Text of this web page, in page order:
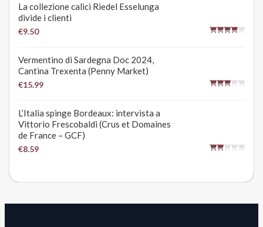
La collezione calici Riedel Esselunga
divide i clienti
€9.50
Vermentino di Sardegna Doc 2024,
Cantina Trexenta (Penny Market)
€15.99
L’Italia spinge Bordeaux: intervista a
Vittorio Frescobaldi (Crus et Domaines
de France – GCF)
€8.59